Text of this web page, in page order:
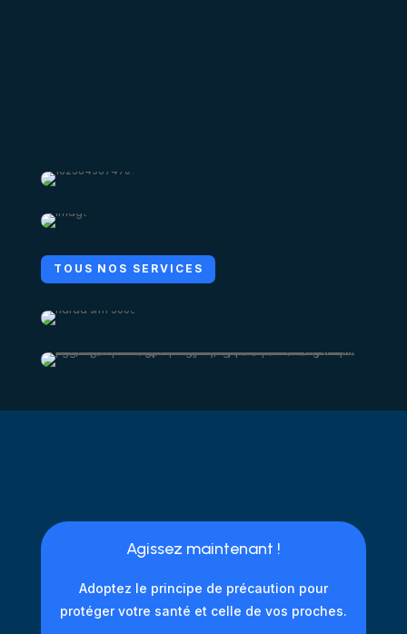
TOUS NOS SERVICES
Agissez maintenant !
Adoptez le principe de précaution pour
protéger votre santé et celle de vos proches.